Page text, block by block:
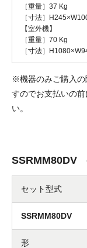
［重量］37 Kg
［寸法］
【室外機】
［重量］70 Kg
［寸法］
※機器のみご購入の
すのでお支払いの
い。
SSRMM80DV
セット型式
SSRMM80DV
形